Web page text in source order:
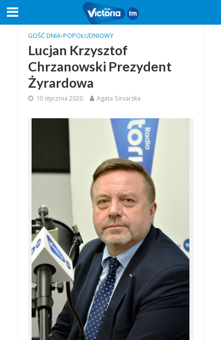
GOŚĆ DNIA•POPOŁUDNIOWY
Lucjan Krzysztof
Chrzanowski Prezydent
Żyrardowa
10 stycznia 2020 Agata Siniarska